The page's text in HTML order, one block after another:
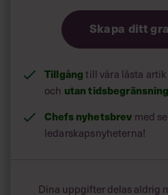
Skapa ditt
Tillgångtill våra låsta
och utan
Chefs nyhetsbrev med
ledarskapsnyheterna!
Dina uppgifter delas aldrig